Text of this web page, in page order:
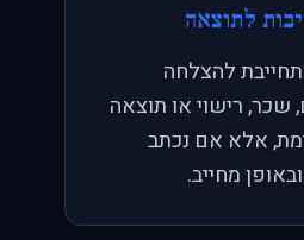
להצלחה
שכר, רישוי או תוצאה
אלא אם נכתב
מחייב.